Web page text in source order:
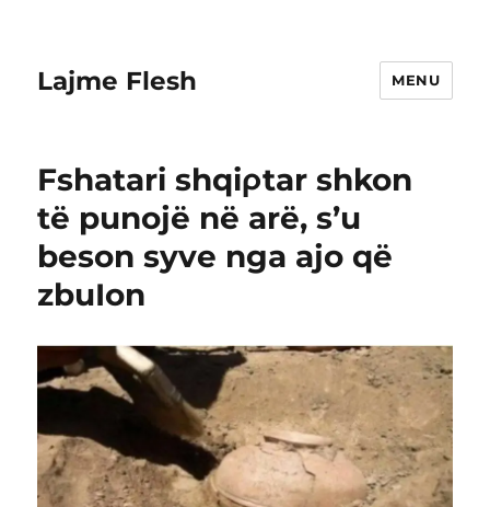
Lajme Flesh MENU
Fshatari shqiρtar shkon
të punojë në arë, s’u
beson syve nga ajo që
zbuIon